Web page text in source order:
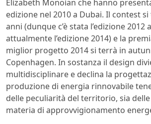
Elizabeth Monoian che hanno
edizione nel 2010 a Dubai. Il contest
anni (dunque c’è stata l’edizione 2012
attualmente l’edizione 2014) e la
miglior progetto 2014 si terrà in
Copenhagen. In sostanza il design
multidisciplinare e declina la
produzione di energia rinnovabile
delle peculiarità del territorio, sia
materia di approvvigionamento